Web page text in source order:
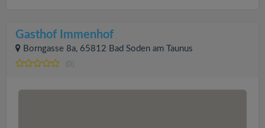
Gasthof Immenhof
Borngasse 8a, 65812 Bad Soden am Taunus
(0)